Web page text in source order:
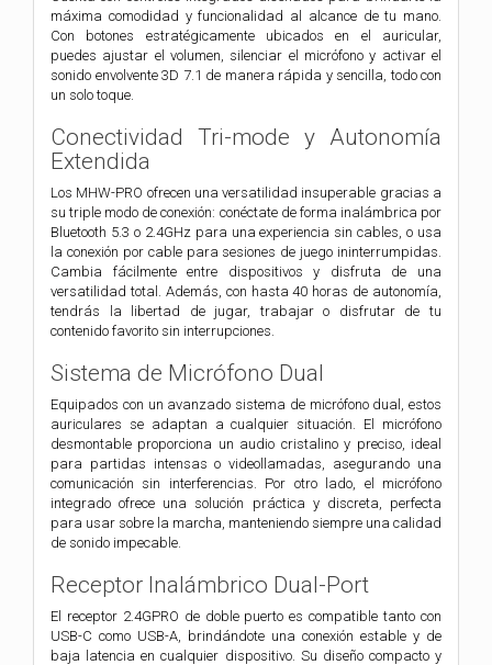
máxima comodidad y funcionalidad al alcance de tu mano.
Con botones estratégicamente ubicados en el auricular,
puedes ajustar el volumen, silenciar el micrófono y activar el
sonido envolvente 3D 7.1 de manera rápida y sencilla, todo con
un solo toque.
Conectividad Tri-mode y Autonomía
Extendida
Los MHW-PRO ofrecen una versatilidad insuperable gracias a
su triple modo de conexión: conéctate de forma inalámbrica por
Bluetooth 5.3 o 2.4GHz para una experiencia sin cables, o usa
la conexión por cable para sesiones de juego ininterrumpidas.
Cambia fácilmente entre dispositivos y disfruta de una
versatilidad total. Además, con hasta 40 horas de autonomía,
tendrás la libertad de jugar, trabajar o disfrutar de tu
contenido favorito sin interrupciones.
Sistema de Micrófono Dual
Equipados con un avanzado sistema de micrófono dual, estos
auriculares se adaptan a cualquier situación. El micrófono
desmontable proporciona un audio cristalino y preciso, ideal
para partidas intensas o videollamadas, asegurando una
comunicación sin interferencias. Por otro lado, el micrófono
integrado ofrece una solución práctica y discreta, perfecta
para usar sobre la marcha, manteniendo siempre una calidad
de sonido impecable.
Receptor Inalámbrico Dual-Port
El receptor 2.4GPRO de doble puerto es compatible tanto con
USB-C como USB-A, brindándote una conexión estable y de
baja latencia en cualquier dispositivo. Su diseño compacto y